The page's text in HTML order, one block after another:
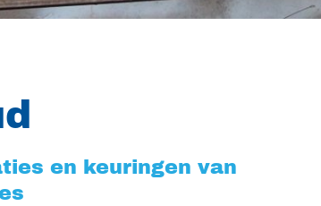
en keuringen van